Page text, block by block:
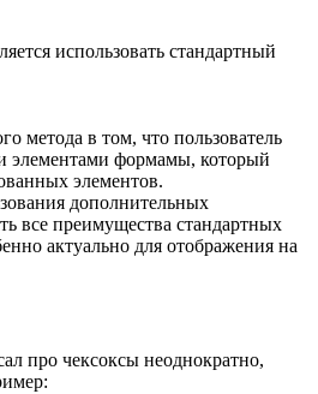
использовать стандартный
метода в том, что пользователь
элементами формамы, который
элементов.
дополнительных
все преимущества стандартных
актуально для отображения на
про чексоксы неоднократно,